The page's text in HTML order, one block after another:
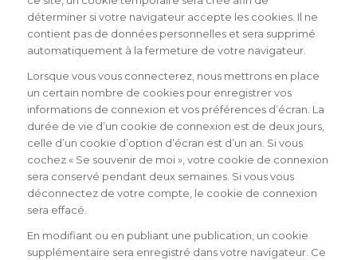
déterminer si votre navigateur accepte les cookies. Il ne
contient pas de données personnelles et sera supprimé
automatiquement à la fermeture de votre navigateur.
Lorsque vous vous connecterez, nous mettrons en place
un certain nombre de cookies pour enregistrer vos
informations de connexion et vos préférences d’écran. La
durée de vie d’un cookie de connexion est de deux jours,
celle d’un cookie d’option d’écran est d’un an. Si vous
cochez « Se souvenir de moi », votre cookie de connexion
sera conservé pendant deux semaines. Si vous vous
déconnectez de votre compte, le cookie de connexion
sera effacé.
En modifiant ou en publiant une publication, un cookie
supplémentaire sera enregistré dans votre navigateur. Ce